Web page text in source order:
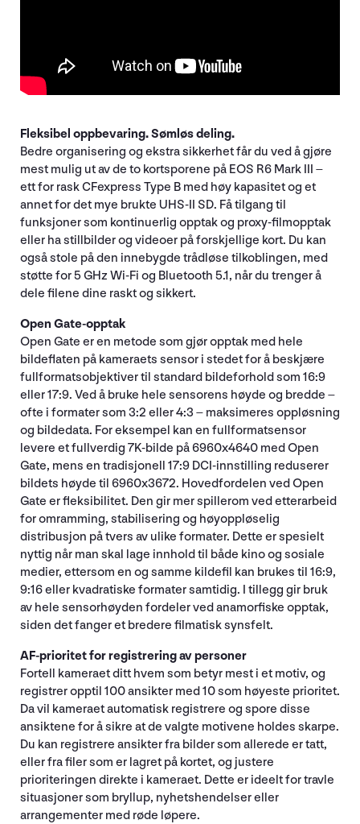
Fleksibel oppbevaring. Sømløs deling.
Bedre organisering og ekstra sikkerhet får du ved å gjøre
mest mulig ut av de to kortsporene på EOS R6 Mark III –
ett for rask CFexpress Type B med høy kapasitet og et
annet for det mye brukte UHS-II SD. Få tilgang til
funksjoner som kontinuerlig opptak og proxy-filmopptak
eller ha stillbilder og videoer på forskjellige kort. Du kan
også stole på den innebygde trådløse tilkoblingen, med
støtte for 5 GHz Wi-Fi og Bluetooth 5.1, når du trenger å
dele filene dine raskt og sikkert.
Open Gate-opptak
Open Gate er en metode som gjør opptak med hele
bildeflaten på kameraets sensor i stedet for å beskjære
fullformatsobjektiver til standard bildeforhold som 16:9
eller 17:9. Ved å bruke hele sensorens høyde og bredde –
ofte i formater som 3:2 eller 4:3 – maksimeres oppløsning
og bildedata. For eksempel kan en fullformatsensor
levere et fullverdig 7K-bilde på 6960x4640 med Open
Gate, mens en tradisjonell 17:9 DCI-innstilling reduserer
bildets høyde til 6960x3672. Hovedfordelen ved Open
Gate er fleksibilitet. Den gir mer spillerom ved etterarbeid
for omramming, stabilisering og høyoppløselig
distribusjon på tvers av ulike formater. Dette er spesielt
nyttig når man skal lage innhold til både kino og sosiale
medier, ettersom en og samme kildefil kan brukes til 16:9,
9:16 eller kvadratiske formater samtidig. I tillegg gir bruk
av hele sensorhøyden fordeler ved anamorfiske opptak,
siden det fanger et bredere filmatisk synsfelt.
AF-prioritet for registrering av personer
Fortell kameraet ditt hvem som betyr mest i et motiv, og
registrer opptil 100 ansikter med 10 som høyeste prioritet.
Da vil kameraet automatisk registrere og spore disse
ansiktene for å sikre at de valgte motivene holdes skarpe.
Du kan registrere ansikter fra bilder som allerede er tatt,
eller fra filer som er lagret på kortet, og justere
prioriteringen direkte i kameraet. Dette er ideelt for travle
situasjoner som bryllup, nyhetshendelser eller
arrangementer med røde løpere.